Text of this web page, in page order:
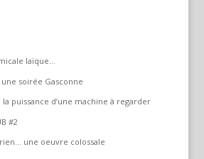
laïque…
soirée Gasconne
la puissance d’une machine à regarder
#2
une oeuvre colossale